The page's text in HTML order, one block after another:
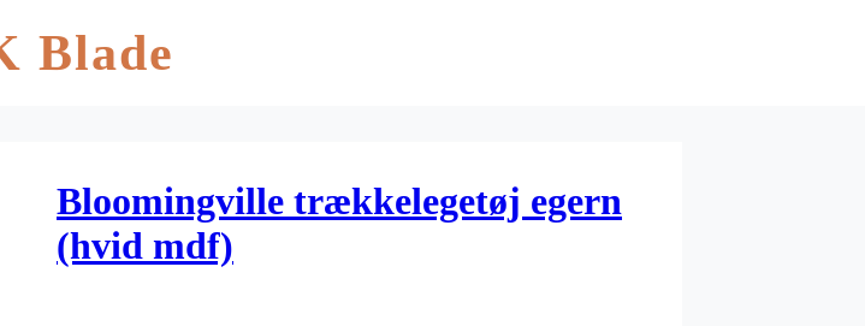
Blade
Bloomingville trækkelegetøj egern
(hvid mdf)